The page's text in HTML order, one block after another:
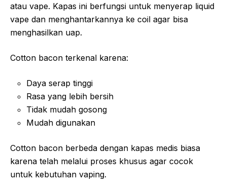
atau vape. Kapas ini berfungsi untuk menyerap liquid
vape dan menghantarkannya ke coil agar bisa
menghasilkan uap.
Cotton bacon terkenal karena:
Daya serap tinggi
Rasa yang lebih bersih
Tidak mudah gosong
Mudah digunakan
Cotton bacon berbeda dengan kapas medis biasa
karena telah melalui proses khusus agar cocok
untuk kebutuhan vaping.